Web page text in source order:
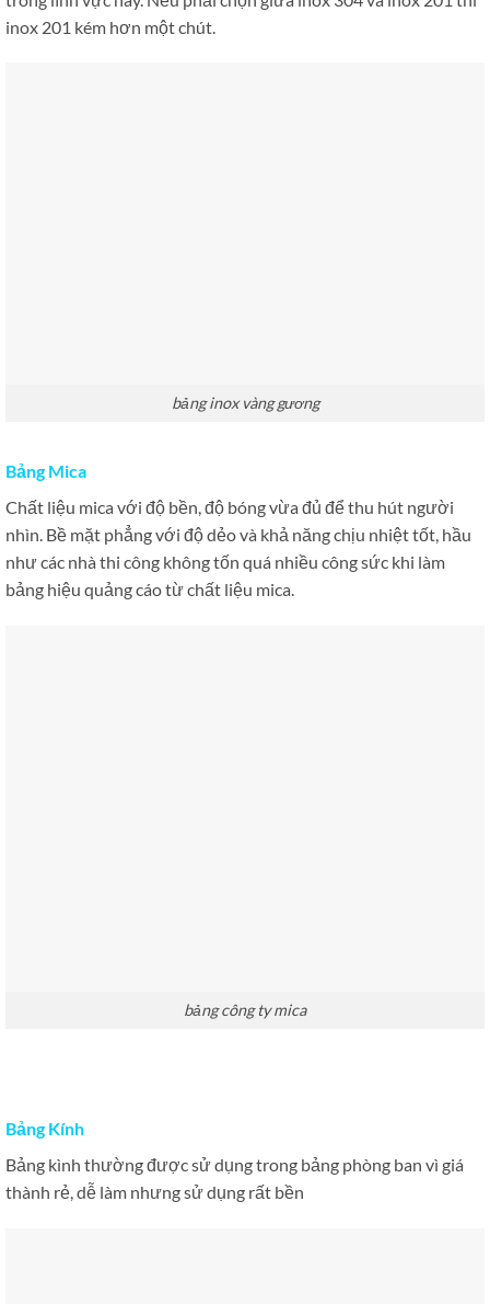
inox 201 kém hơn một chút.
bảng inox vàng gương
Bảng Mica
Chất liệu mica với độ bền, độ bóng vừa đủ để thu hút người
nhìn. Bề mặt phẳng với độ dẻo và khả năng chịu nhiệt tốt, hầu
như các nhà thi công không tốn quá nhiều công sức khi làm
bảng hiệu quảng cáo từ chất liệu mica.
bảng công ty mica
Bảng Kính
Bảng kình thường được sử dụng trong bảng phòng ban vì giá
thành rẻ, dễ làm nhưng sử dụng rất bền